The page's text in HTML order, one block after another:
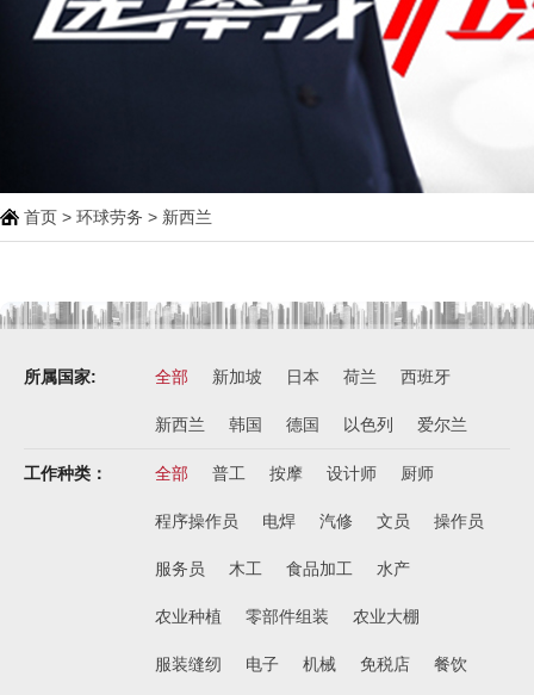
首页 > 环球劳务 > 新西兰
所属国家: 全部 新加坡 日本 荷兰 西班牙
新西兰 韩国 德国 以色列 爱尔兰
工作种类： 全部 普工 按摩 设计师 厨师
程序操作员 电焊 汽修 文员 操作员
服务员 木工 食品加工 水产
农业种植 零部件组装 农业大棚
服装缝纫 电子 机械 免税店 餐饮
荷兰-中餐厨师
￥税后月薪2100欧
￥260-350万韩币
￥3300-3666新（人民币1800-
韩国-免税店
新西兰-农业工
俄罗斯-面点师
￥8000起-9000
俄罗斯-混凝土工
俄罗斯-瓷砖工
￥500元/天